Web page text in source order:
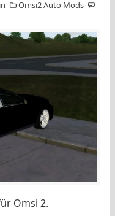
Omsi2 Auto Mods
Omsi 2.